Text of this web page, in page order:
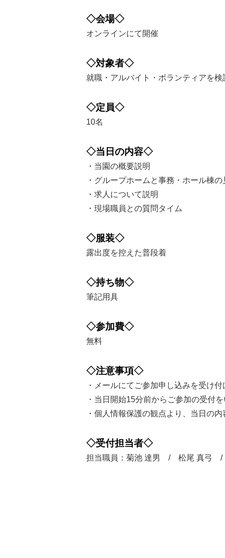
◇会場◇
オンラインにて開催
◇対象者◇
就職・アルバイト・ボランティアを
◇定員◇
10名
◇当日の内容◇
・当園の概要説明
・グループホームと事務・ホール棟の
・求人について説明
・現場職員との質問タイム
◇服装◇
露出度を控えた普段着
◇持ち物◇
筆記用具
◇参加費◇
無料
◇注意事項◇
・メールにてご参加申し込みを受け
・当日開始15分前からご参加の受付を
・個人情報保護の観点より、当日の
◇受付担当者◇
担当職員：菊池 達男 / 松尾 真弓